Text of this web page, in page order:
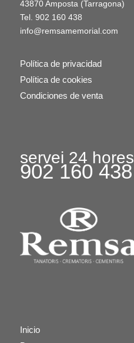
43870 Amposta (Tarragona)
Tel. 902 160 438
info@remsamemorial.com
Política de privacidad
Política de cookies
Condiciones de venta
servei 24 hores
902 160 438
Inicio